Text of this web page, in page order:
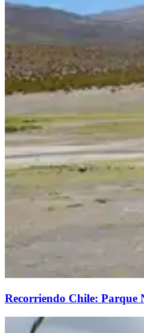
Recorriendo Chile: Parque